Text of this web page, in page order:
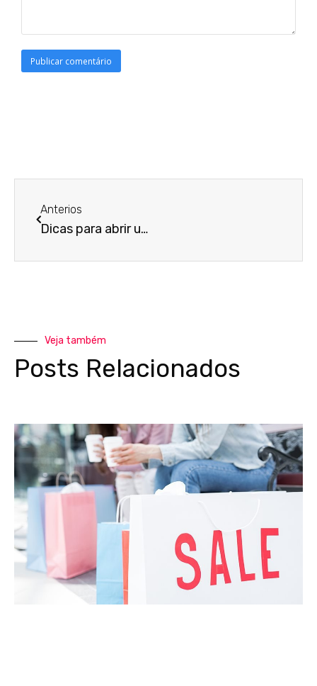
Anterios
Dicas para abrir uma pequena empresa
Veja também
Posts Relacionados